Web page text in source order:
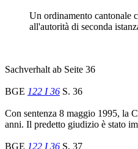
Un ordinamento cantonale
all'autorità di seconda
Sachverhalt ab Seite 36
BGE 122 I 36 S. 36
Con sentenza 8 maggio 1995, la
anni. Il predetto giudizio è stato
BGE 122 I 36 S. 37